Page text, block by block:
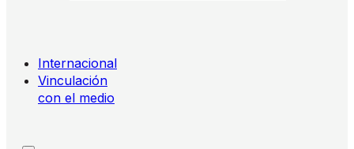
Internacional
Vinculación
con el medio